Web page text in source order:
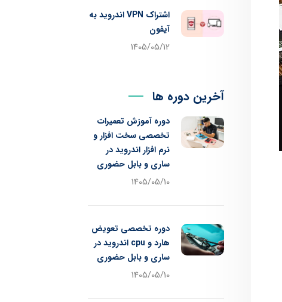
اشتراک VPN اندروید به
آیفون
1405/05/12
آخرین دوره ها
دوره آموزش تعمیرات
تخصصی سخت افزار و
نرم افزار اندروید در
ساری و بابل حضوری
1405/05/10
دوره تخصصی تعویض
هارد و cpu اندروید در
ساری و بابل حضوری
1405/05/10